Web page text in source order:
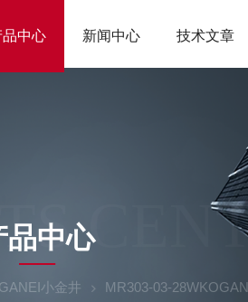
品中心 新闻中心 技术文章
品中心
小金井 MR303-03-